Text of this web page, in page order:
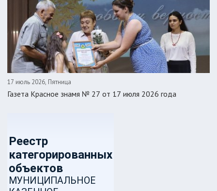
17 июль 2026, Пятница
Газета Красное знамя № 27 от 17 июля 2026 года